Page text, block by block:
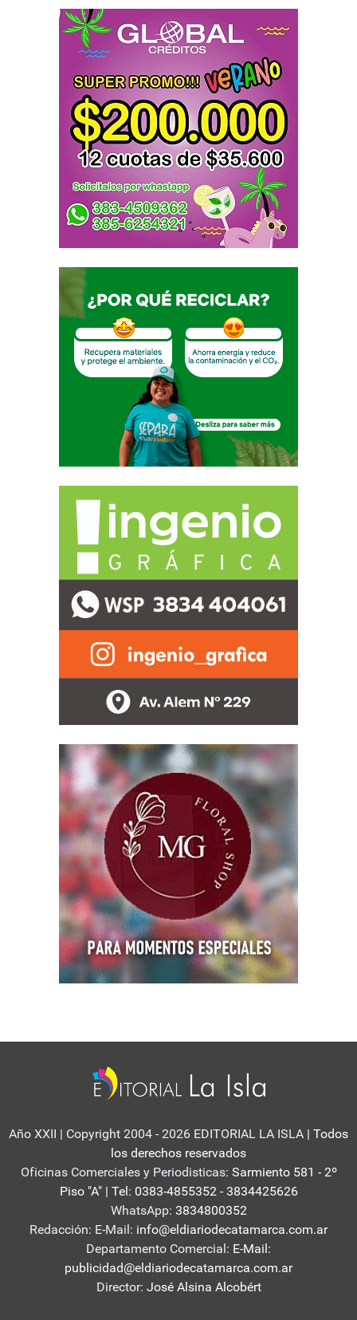
Año XXII | Copyright 2004 - 2026 EDITORIAL LA ISLA | Todos
los derechos reservados
Oficinas Comerciales y Periodisticas: Sarmiento 581 - 2º
Piso "A" | Tel: 0383-4855352 - 3834425626
WhatsApp: 3834800352
Redacción: E-Mail: info@eldiariodecatamarca.com.ar
Departamento Comercial: E-Mail:
publicidad@eldiariodecatamarca.com.ar
Director: José Alsina Alcobért